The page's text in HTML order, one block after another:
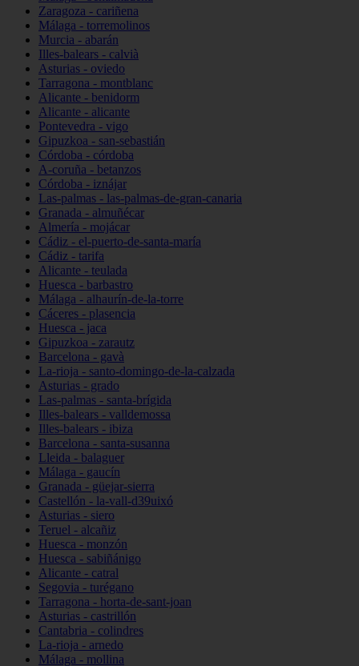
Zaragoza - cariñena
Málaga - torremolinos
Murcia - abarán
Illes-balears - calvià
Asturias - oviedo
Tarragona - montblanc
Alicante - benidorm
Alicante - alicante
Pontevedra - vigo
Gipuzkoa - san-sebastián
Córdoba - córdoba
A-coruña - betanzos
Córdoba - iznájar
Las-palmas - las-palmas-de-gran-canaria
Granada - almuñécar
Almería - mojácar
Cádiz - el-puerto-de-santa-maría
Cádiz - tarifa
Alicante - teulada
Huesca - barbastro
Málaga - alhaurín-de-la-torre
Cáceres - plasencia
Huesca - jaca
Gipuzkoa - zarautz
Barcelona - gavà
La-rioja - santo-domingo-de-la-calzada
Asturias - grado
Las-palmas - santa-brígida
Illes-balears - valldemossa
Illes-balears - ibiza
Barcelona - santa-susanna
Lleida - balaguer
Málaga - gaucín
Granada - güejar-sierra
Castellón - la-vall-d39uixó
Asturias - siero
Teruel - alcañiz
Huesca - monzón
Huesca - sabiñánigo
Alicante - catral
Segovia - turégano
Tarragona - horta-de-sant-joan
Asturias - castrillón
Cantabria - colindres
La-rioja - arnedo
Málaga - mollina